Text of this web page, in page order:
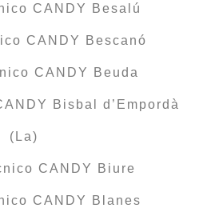
CANDY Besalú
CANDY Bescanó
CANDY Beuda
Bisbal d’Empordà
(La)
CANDY Biure
CANDY Blanes